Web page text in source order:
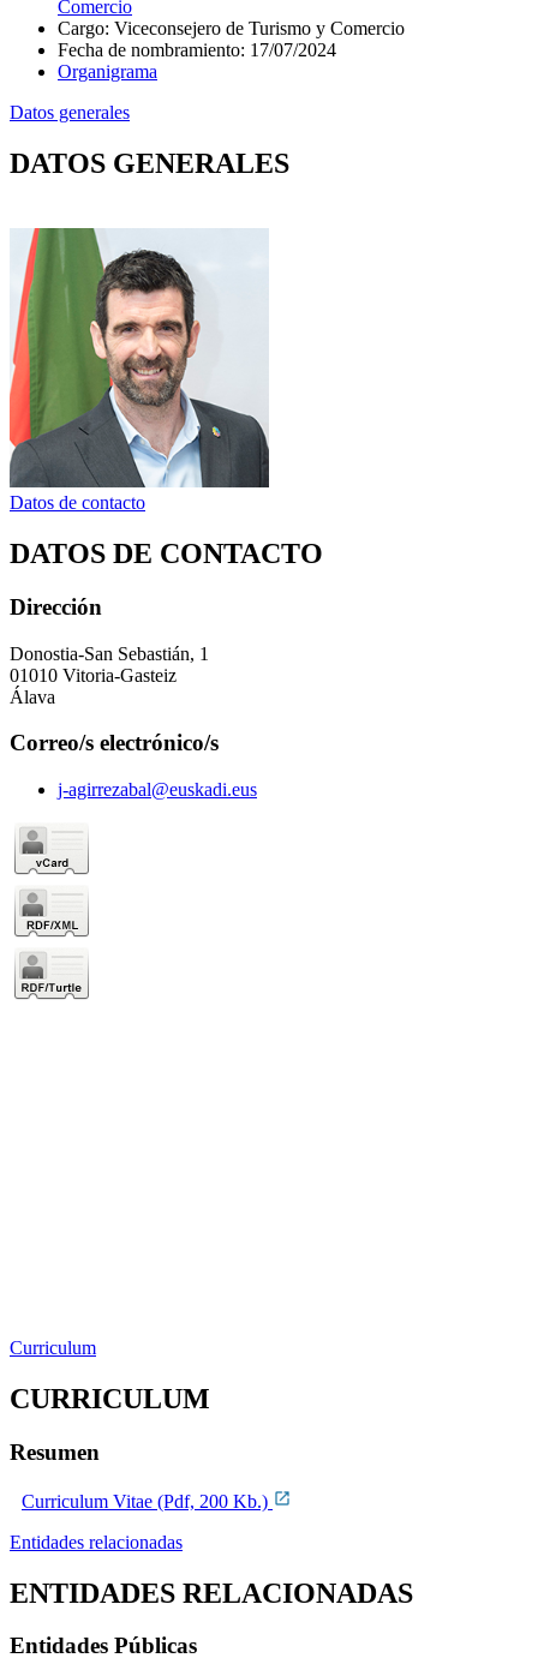
Comercio
Cargo: Viceconsejero de Turismo y Comercio
Fecha de nombramiento: 17/07/2024
Organigrama
Datos generales
DATOS GENERALES
Datos de contacto
DATOS DE CONTACTO
Dirección
Donostia-San Sebastián, 1
01010 Vitoria-Gasteiz
Álava
Correo/s electrónico/s
j-agirrezabal@euskadi.eus
Curriculum
CURRICULUM
Resumen
Curriculum Vitae (Pdf, 200 Kb.)
Entidades relacionadas
ENTIDADES RELACIONADAS
Entidades Públicas